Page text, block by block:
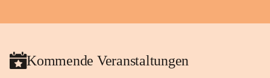
Kommende Veranstaltungen